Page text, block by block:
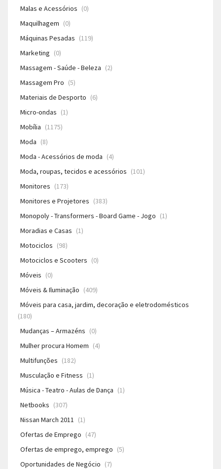
Malas e Acessórios (0)
Maquilhagem (0)
Máquinas Pesadas (119)
Marketing (0)
Massagem - Saúde - Beleza (2)
Massagem Pro (5)
Materiais de Desporto (6)
Micro-ondas (1)
Mobília (1175)
Moda (8)
Moda - Acessórios de moda (4)
Moda, roupas, tecidos e acessórios (101)
Monitores (173)
Monitores e Projetores (383)
Monopoly - Transformers - Board Game - Jogo (1)
Moradias e Casas (1)
Motociclos (98)
Motociclos e Scooters (0)
Móveis (0)
Móveis & Iluminação (409)
Móveis para casa, jardim, decoração e eletrodomésticos
(180)
Mudanças – Armazéns (0)
Mulher procura Homem (4)
Multifunções (182)
Musculação e Fitness (1)
Música - Teatro - Aulas de Dança (1)
Netbooks (307)
Nissan March 2011 (1)
Ofertas de Emprego (47)
Ofertas de emprego, emprego (5)
Oportunidades de Negócio (7)